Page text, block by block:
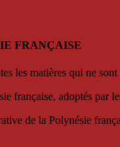
FRANÇAISE
les matières qui ne
française, adoptés par
de la Polynésie